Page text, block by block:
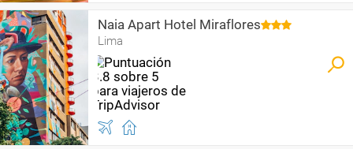
Naia Apart Hotel Miraflores
Lima